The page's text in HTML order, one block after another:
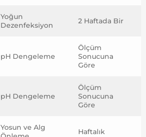
Yoğun
Dezenfeksiyon
2 Haftada Bir
pH Dengeleme
Ölçüm
Sonucuna
Göre
pH Dengeleme
Ölçüm
Sonucuna
Göre
Yosun ve Alg
Haftalık